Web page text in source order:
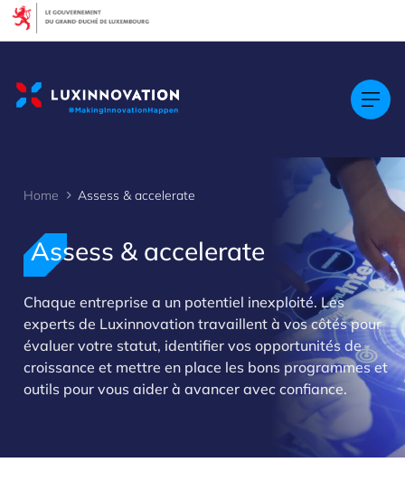
Home Assess & accelerate
Assess & accelerate
Chaque entreprise a un potentiel inexploité. Les
experts de Luxinnovation travaillent à vos côtés pour
évaluer votre statut, identifier vos opportunités de
croissance et mettre en place les bons programmes et
outils pour vous aider à avancer avec confiance.
Cookies management panel